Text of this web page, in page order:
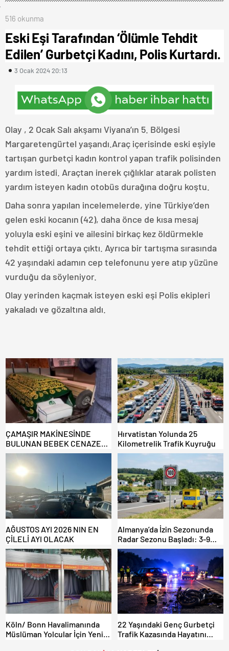
516 okunma
Eski Eşi Tarafından ‘Ölümle Tehdit
Edilen’ Gurbetçi Kadını, Polis Kurtardı.
3 Ocak 2024 20:13
Olay , 2 Ocak Salı akşamı Viyana’ın 5. Bölgesi
Margaretengürtel yaşandı.Araç içerisinde eski eşiyle
tartışan gurbetçi kadın kontrol yapan trafik polisinden
yardım istedi. Araçtan inerek çığlıklar atarak polisten
yardım isteyen kadın otobüs durağına doğru koştu.
Daha sonra yapılan incelemelerde, yine Türkiye’den
gelen eski kocanın (42), daha önce de kısa mesaj
yoluyla eski eşini ve ailesini birkaç kez öldürmekle
tehdit ettiği ortaya çıktı. Ayrıca bir tartışma sırasında
42 yaşındaki adamın cep telefonunu yere atıp yüzüne
vurduğu da söyleniyor.
Olay yerinden kaçmak isteyen eski eşi Polis ekipleri
yakaladı ve gözaltına aldı.
ÇAMAŞIR MAKİNESİNDE
BULUNAN BEBEK CENAZESİ
ŞOK ETTİ
Hırvatistan Yolunda 25
Kilometrelik Trafik Kuyruğu
AĞUSTOS AYI 2026 NIN EN
ÇİLELİ AYI OLACAK
Almanya’da İzin Sezonunda
Radar Sezonu Başladı: 3-9
Ağustos’ta Radar Hız
Denetimi Yapılacak!
Köln/ Bonn Havalimanında
Müslüman Yolcular İçin Yeni
22 Yaşındaki Genç Gurbetçi
Trafik Kazasında Hayatını